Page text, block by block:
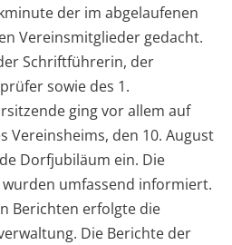
der im abgelaufenen
Vereinsmitglieder gedacht.
Schriftführerin, der
sowie des 1.
ging vor allem auf
Vereinsheims, den 10. August
Dorfjubiläum ein. Die
umfassend informiert.
Berichten erfolgte die
Die Berichte der